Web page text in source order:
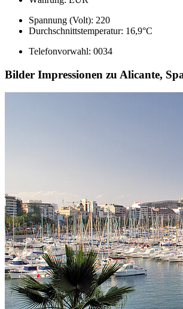
Spannung (Volt): 220
Durchschnittstemperatur: 16,9°C
Telefonvorwahl: 0034
Bilder Impressionen zu Alicante,